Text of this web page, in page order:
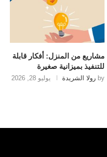
مشاريع من المنزل: أفكار قابلة
للتنفيذ بميزانية صغيرة
by رولا الشريدة يوليو 28, 2026